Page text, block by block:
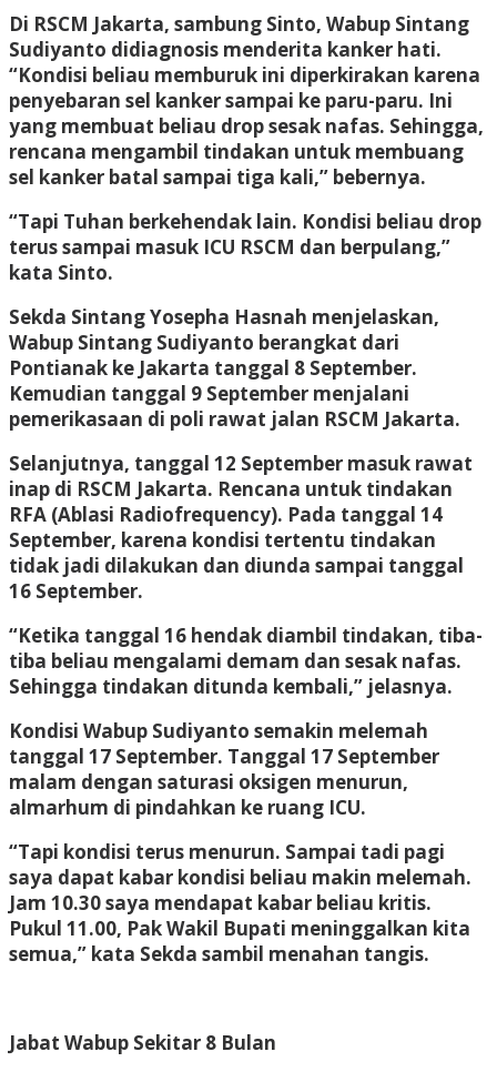
Di RSCM Jakarta, sambung Sinto, Wabup Sintang
Sudiyanto didiagnosis menderita kanker hati.
“Kondisi beliau memburuk ini diperkirakan karena
penyebaran sel kanker sampai ke paru-paru. Ini
yang membuat beliau drop sesak nafas. Sehingga,
rencana mengambil tindakan untuk membuang
sel kanker batal sampai tiga kali,” bebernya.
“Tapi Tuhan berkehendak lain. Kondisi beliau drop
terus sampai masuk ICU RSCM dan berpulang,”
kata Sinto.
Sekda Sintang Yosepha Hasnah menjelaskan,
Wabup Sintang Sudiyanto berangkat dari
Pontianak ke Jakarta tanggal 8 September.
Kemudian tanggal 9 September menjalani
pemerikasaan di poli rawat jalan RSCM Jakarta.
Selanjutnya, tanggal 12 September masuk rawat
inap di RSCM Jakarta. Rencana untuk tindakan
RFA (Ablasi Radiofrequency). Pada tanggal 14
September, karena kondisi tertentu tindakan
tidak jadi dilakukan dan diunda sampai tanggal
16 September.
“Ketika tanggal 16 hendak diambil tindakan, tiba-
tiba beliau mengalami demam dan sesak nafas.
Sehingga tindakan ditunda kembali,” jelasnya.
Kondisi Wabup Sudiyanto semakin melemah
tanggal 17 September. Tanggal 17 September
malam dengan saturasi oksigen menurun,
almarhum di pindahkan ke ruang ICU.
“Tapi kondisi terus menurun. Sampai tadi pagi
saya dapat kabar kondisi beliau makin melemah.
Jam 10.30 saya mendapat kabar beliau kritis.
Pukul 11.00, Pak Wakil Bupati meninggalkan kita
semua,” kata Sekda sambil menahan tangis.
Jabat Wabup Sekitar 8 Bulan